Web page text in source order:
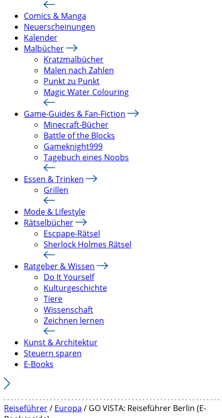
Comics & Manga
Neuerscheinungen
Kalender
Malbücher
Kratzmalbücher
Malen nach Zahlen
Punkt zu Punkt
Magic Water Colouring
Game-Guides & Fan-Fiction
Minecraft-Bücher
Battle of the Blocks
Gameknight999
Tagebuch eines Noobs
Essen & Trinken
Grillen
Mode & Lifestyle
Rätselbücher
Escpape-Rätsel
Sherlock Holmes Rätsel
Ratgeber & Wissen
Do It Yourself
Kulturgeschichte
Tiere
Wissenschaft
Zeichnen lernen
Kunst & Architektur
Steuern sparen
E-Books
Reiseführer/ Europa / GO VISTA: Reiseführer Berlin (E-